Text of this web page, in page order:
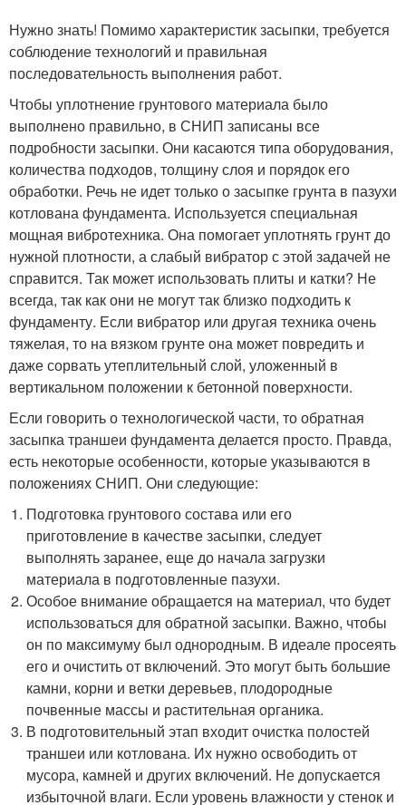
Нужно знать! Помимо характеристик засыпки, требуется
соблюдение технологий и правильная
последовательность выполнения работ.
Чтобы уплотнение грунтового материала было
выполнено правильно, в СНИП записаны все
подробности засыпки. Они касаются типа оборудования,
количества подходов, толщину слоя и порядок его
обработки. Речь не идет только о засыпке грунта в пазухи
котлована фундамента. Используется специальная
мощная вибротехника. Она помогает уплотнять грунт до
нужной плотности, а слабый вибратор с этой задачей не
справится. Так может использовать плиты и катки? Не
всегда, так как они не могут так близко подходить к
фундаменту. Если вибратор или другая техника очень
тяжелая, то на вязком грунте она может повредить и
даже сорвать утеплительный слой, уложенный в
вертикальном положении к бетонной поверхности.
Если говорить о технологической части, то обратная
засыпка траншеи фундамента делается просто. Правда,
есть некоторые особенности, которые указываются в
положениях СНИП. Они следующие:
Подготовка грунтового состава или его
приготовление в качестве засыпки, следует
выполнять заранее, еще до начала загрузки
материала в подготовленные пазухи.
Особое внимание обращается на материал, что будет
использоваться для обратной засыпки. Важно, чтобы
он по максимуму был однородным. В идеале просеять
его и очистить от включений. Это могут быть большие
камни, корни и ветки деревьев, плодородные
почвенные массы и растительная органика.
В подготовительный этап входит очистка полостей
траншеи или котлована. Их нужно освободить от
мусора, камней и других включений. Не допускается
избыточной влаги. Если уровень влажности у стенок и